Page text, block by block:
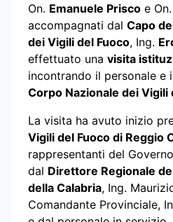
On. Emanuele Prisco e On.
accompagnati dal Capo
dei Vigili del Fuoco, Ing.
effettuato una visita
incontrando il personale
Corpo Nazionale dei Vigili
La visita ha avuto inizio
Vigili del Fuoco di Reggio
rappresentanti del
dal Direttore Regionale
della Calabria, Ing.
Comandante Provinciale,